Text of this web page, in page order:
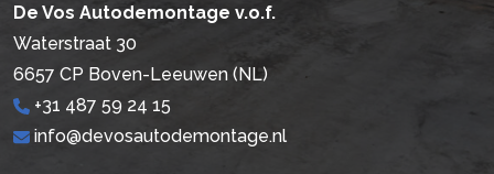
De Vos Autodemontage v.o.f.
Waterstraat 30
6657 CP Boven-Leeuwen (NL)
+31 487 59 24 15
info@devosautodemontage.nl